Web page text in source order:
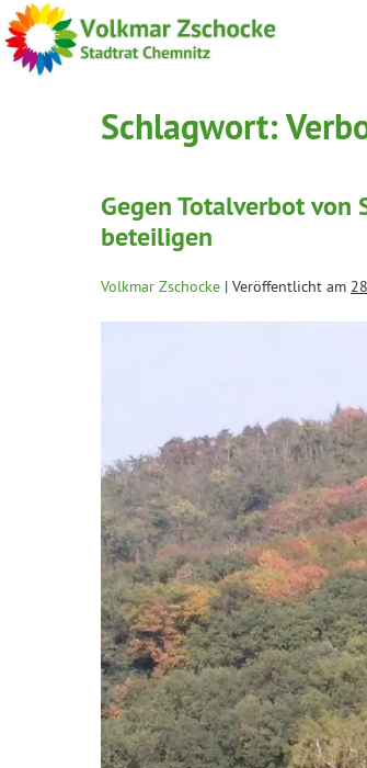
Schlagwort:
Gegen Totalverbot von
beteiligen
Volkmar Zschocke | Veröffentlicht am